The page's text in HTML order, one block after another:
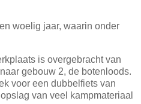
woelig jaar, waarin onder
is overgebracht van
gebouw 2, de botenloods.
voor een dubbelfiets van
van veel kampmateriaal